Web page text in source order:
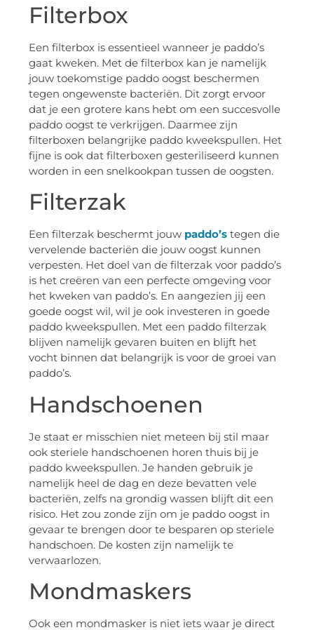
Filterbox
Een filterbox is essentieel wanneer je paddo’s
gaat kweken. Met de filterbox kan je namelijk
jouw toekomstige paddo oogst beschermen
tegen ongewenste bacteriën. Dit zorgt ervoor
dat je een grotere kans hebt om een succesvolle
paddo oogst te verkrijgen. Daarmee zijn
filterboxen belangrijke paddo kweekspullen. Het
fijne is ook dat filterboxen gesteriliseerd kunnen
worden in een snelkookpan tussen de oogsten.
Filterzak
Een filterzak beschermt jouw paddo’s tegen die
vervelende bacteriën die jouw oogst kunnen
verpesten. Het doel van de filterzak voor paddo’s
is het creëren van een perfecte omgeving voor
het kweken van paddo’s. En aangezien jij een
goede oogst wil, wil je ook investeren in goede
paddo kweekspullen. Met een paddo filterzak
blijven namelijk gevaren buiten en blijft het
vocht binnen dat belangrijk is voor de groei van
paddo’s.
Handschoenen
Je staat er misschien niet meteen bij stil maar
ook steriele handschoenen horen thuis bij je
paddo kweekspullen. Je handen gebruik je
namelijk heel de dag en deze bevatten vele
bacteriën, zelfs na grondig wassen blijft dit een
risico. Het zou zonde zijn om je paddo oogst in
gevaar te brengen door te besparen op steriele
handschoen. De kosten zijn namelijk te
verwaarlozen.
Mondmaskers
Ook een mondmasker is niet iets waar je direct